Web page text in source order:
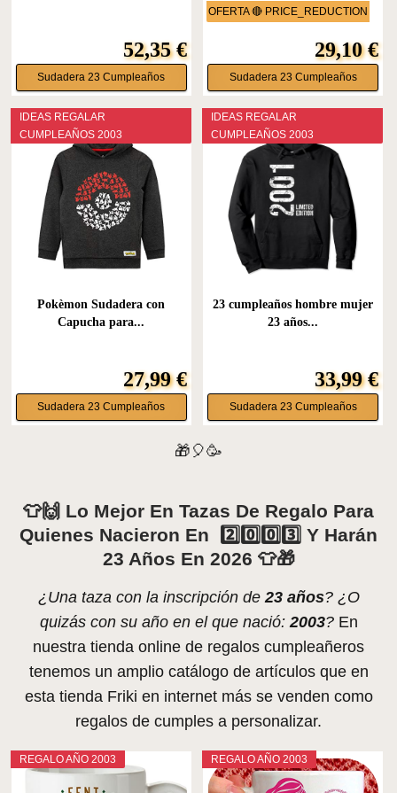
52,35 €
Sudadera 23 Cumpleaños
OFERTA 🔴 PRICE_REDUCTION
29,10 €
Sudadera 23 Cumpleaños
IDEAS REGALAR
CUMPLEAÑOS 2003
Pokèmon Sudadera con
Capucha para...
27,99 €
Sudadera 23 Cumpleaños
IDEAS REGALAR
CUMPLEAÑOS 2003
23 cumpleaños hombre mujer
23 años...
33,99 €
Sudadera 23 Cumpleaños
🎁🎈🥳
👕🙌 Lo Mejor En Tazas De Regalo Para
Quienes Nacieron En 2️⃣0️⃣0️⃣3️⃣ Y Harán
23 Años En 2026 👕🎁
¿Una taza con la inscripción de 23 años? ¿O
quizás con su año en el que nació: 2003?En
nuestra tienda online de regalos cumpleañeros
tenemos un amplio catálogo de artículos que en
esta tienda Friki en internet más se venden como
regalos de cumples a personalizar.
REGALO AÑO 2003 REGALO AÑO 2003